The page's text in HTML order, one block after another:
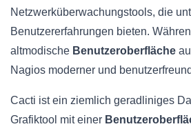
Netzwerküberwachungstools, die
Benutzererfahrungen bieten.
altmodische Benutzeroberfläche
Nagios moderner und
Cacti ist ein ziemlich geradliniges
Grafiktool mit einer